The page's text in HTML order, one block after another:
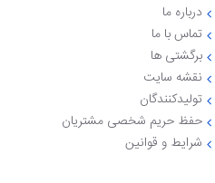
درباره ما
تماس با ما
برگشتی ها
نقشه سایت
تولیدکنندگان
حفظ حریم شخصی مشتریان
شرایط و قوانین